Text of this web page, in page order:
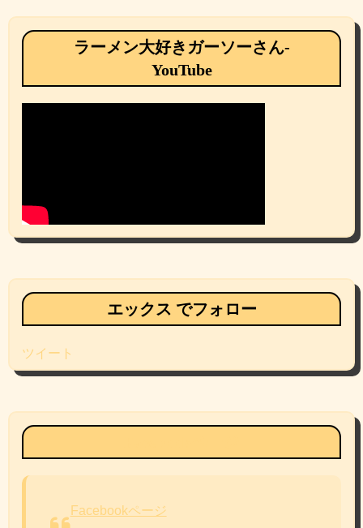
ラーメン大好きガーソーさん-
YouTube
エックス でフォロー
ツイート
Facebookページ